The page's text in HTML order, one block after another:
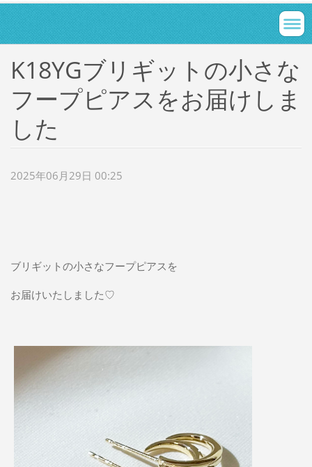
K18YGブリギットの小さな
フープピアスをお届けしま
した
2025年06月29日 00:25
ブリギットの小さなフープピアスを
お届けいたしました♡